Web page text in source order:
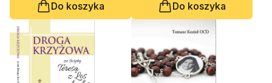
Do koszyka
Do koszyka